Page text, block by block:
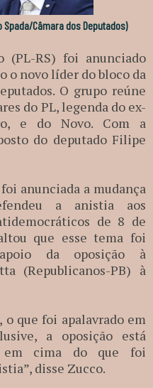
Spada/Câmara dos Deputados)
(PL-RS) foi anunciado
o novo líder do bloco da
O grupo reúne
do PL, legenda do ex-
e do Novo. Com a
do deputado Filipe
anunciada a mudança
a anistia aos
de 8 de
que esse tema foi
da oposição à
(Republicanos-PB) à
o que foi apalavrado em
a oposição está
em cima do que foi
disse Zucco.